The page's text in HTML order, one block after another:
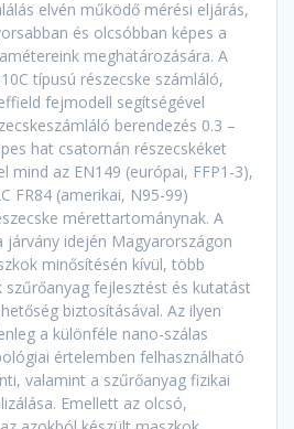
elvén működő mérési eljárás,
és olcsóbban képes a
meghatározására. A
típusú részecske számláló,
fejmodell segítségével
berendezés 0.3 –
hat csatornán részecskéket
mind az EN149 (európai, FFP1-3),
FR84 (amerikai, N95-99)
mérettartománynak. A
járvány idején Magyarországon
minősítésén kívül, több
szűrőanyag fejlesztést és kutatást
biztosításával. Az ilyen
a különféle nano-szálas
értelemben felhasználható
valamint a szűrőanyag fizikai
Emellett az olcsó,